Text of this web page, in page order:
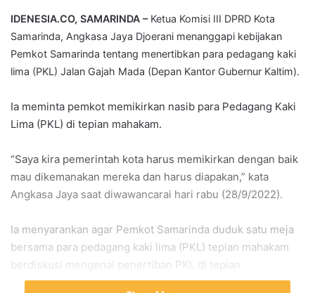
IDENESIA.CO, SAMARINDA – Ketua Komisi III DPRD Kota
Samarinda, Angkasa Jaya Djoerani menanggapi kebijakan
Pemkot Samarinda tentang menertibkan para pedagang kaki
lima (PKL) Jalan Gajah Mada (Depan Kantor Gubernur Kaltim).
Ia meminta pemkot memikirkan nasib para Pedagang Kaki
Lima (PKL) di tepian mahakam.
“Saya kira pemerintah kota harus memikirkan dengan baik
mau dikemanakan mereka dan harus diapakan,” kata
Angkasa Jaya saat diwawancarai hari rabu (28/9/2022).
Ia menyarankan agar Pemkot Samarinda duduk satu meja
bersama para pedagang kaki lima (PKL) tepian mahakam
berdiskusi mengenai penertiban PKL di tepian.